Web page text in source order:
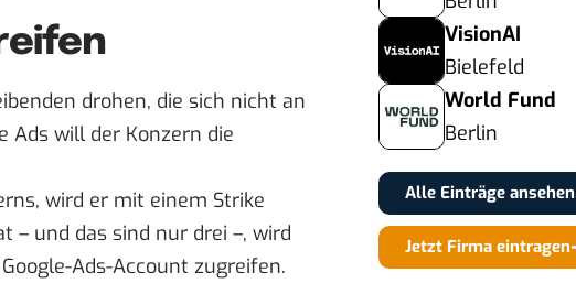
drohen, die sich nicht an
Ads will der Konzern die
wird er mit einem Strike
– und das sind nur drei –, wird
Ads-Account zugreifen.
VisionAI
Bielefeld
World Fund
Berlin
Alle Einträge ansehen
Jetzt Firma eintragen